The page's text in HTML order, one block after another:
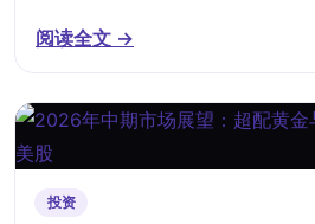
阅读全文 →
投资